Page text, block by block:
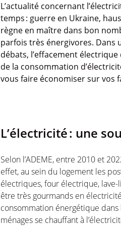
L’actualité concernant
temps : guerre en Ukraine,
règne en maître dans bon
parfois très énergivores. Dans
débats, l’effacement
de la consommation
vous faire économiser sur vos
L’électricité : une
Selon l’ADEME, entre 2010 et
effet, au sein du logement les
électriques, four électrique,
être très gourmands en
consommation énergétique
ménages se chauffant à